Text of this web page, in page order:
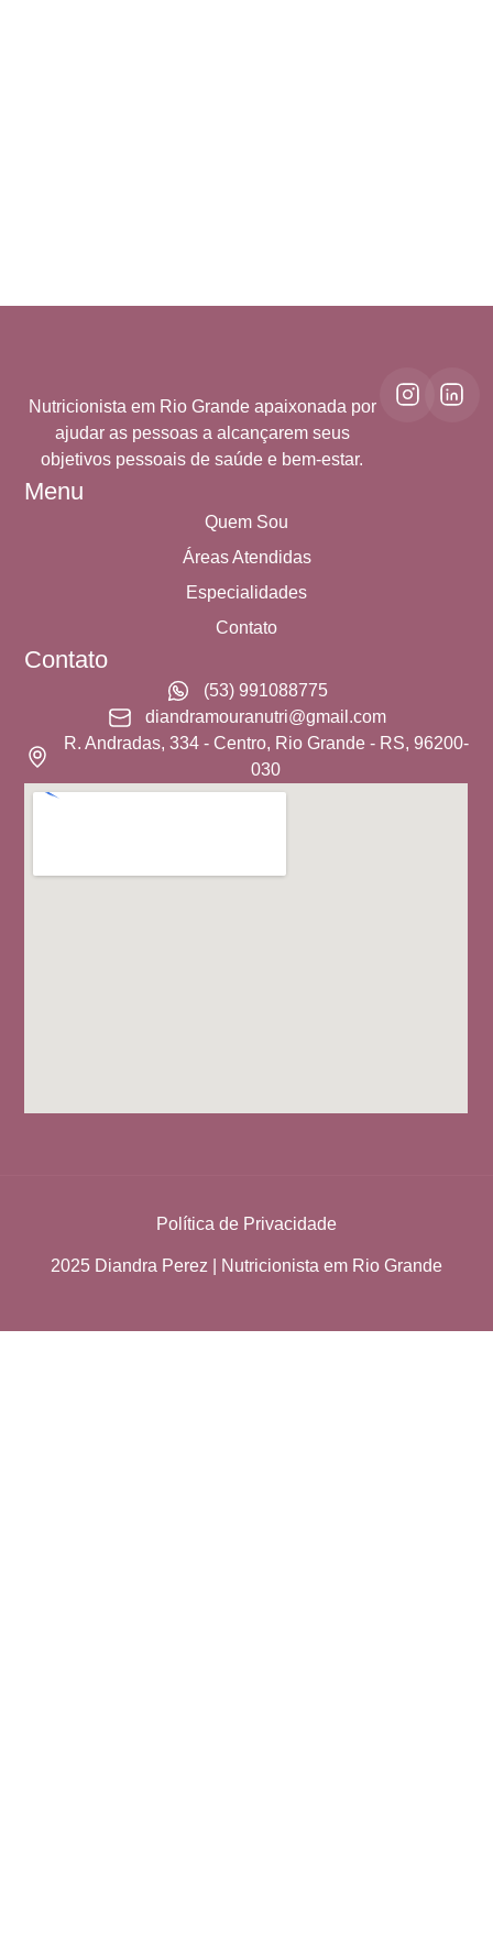
Nutricionista em Rio Grande apaixonada por
ajudar as pessoas a alcançarem seus
objetivos pessoais de saúde e bem-estar.
Menu
Quem Sou
Áreas Atendidas
Especialidades
Contato
Contato
(53) 991088775
diandramouranutri@gmail.com
R. Andradas, 334 - Centro, Rio Grande - RS, 96200-
030
2025 Diandra Perez | Nutricionista em Rio Grande
Política de Privacidade